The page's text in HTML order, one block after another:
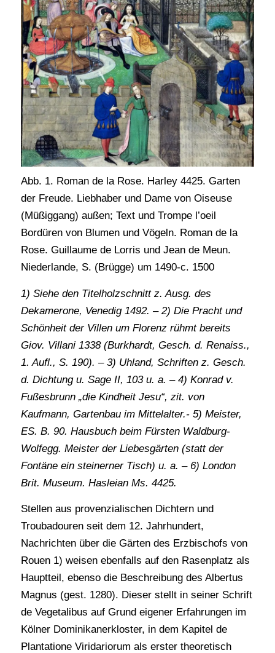
Abb. 1. Roman de la Rose. Harley 4425. Garten
der Freude. Liebhaber und Dame von Oiseuse
(Müßiggang) außen; Text und Trompe l’oeil
Bordüren von Blumen und Vögeln. Roman de la
Rose. Guillaume de Lorris und Jean de Meun.
Niederlande, S. (Brügge) um 1490-c. 1500
1) Siehe den Titelholzschnitt z. Ausg. des
Dekamerone, Venedig 1492. – 2) Die Pracht und
Schönheit der Villen um Florenz rühmt bereits
Giov. Villani 1338 (Burkhardt, Gesch. d. Renaiss.,
1. Aufl., S. 190). – 3) Uhland, Schriften z. Gesch.
d. Dichtung u. Sage II, 103 u. a. – 4) Konrad v.
Fußesbrunn „die Kindheit Jesu“, zit. von
Kaufmann, Gartenbau im Mittelalter.- 5) Meister,
ES. B. 90. Hausbuch beim Fürsten Waldburg-
Wolfegg. Meister der Liebesgärten (statt der
Fontäne ein steinerner Tisch) u. a. – 6) London
Brit. Museum. Hasleian Ms. 4425.
Stellen aus provenzialischen Dichtern und
Troubadouren seit dem 12. Jahrhundert,
Nachrichten über die Gärten des Erzbischofs von
Rouen 1) weisen ebenfalls auf den Rasenplatz als
Hauptteil, ebenso die Beschreibung des Albertus
Magnus (gest. 1280). Dieser stellt in seiner Schrift
de Vegetalibus auf Grund eigener Erfahrungen im
Kölner Dominikanerkloster, in dem Kapitel de
Plantatione Viridariorum als erster theoretisch